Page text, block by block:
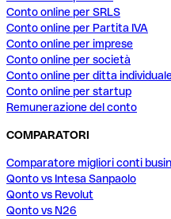
Conto online per SRLS
Conto online per Partita IVA
Conto online per imprese
Conto online per società
Conto online per ditta
Conto online per startup
Remunerazione del conto
COMPARATORI
Comparatore migliori conti
Qonto vs Intesa Sanpaolo
Qonto vs Revolut
Qonto vs N26